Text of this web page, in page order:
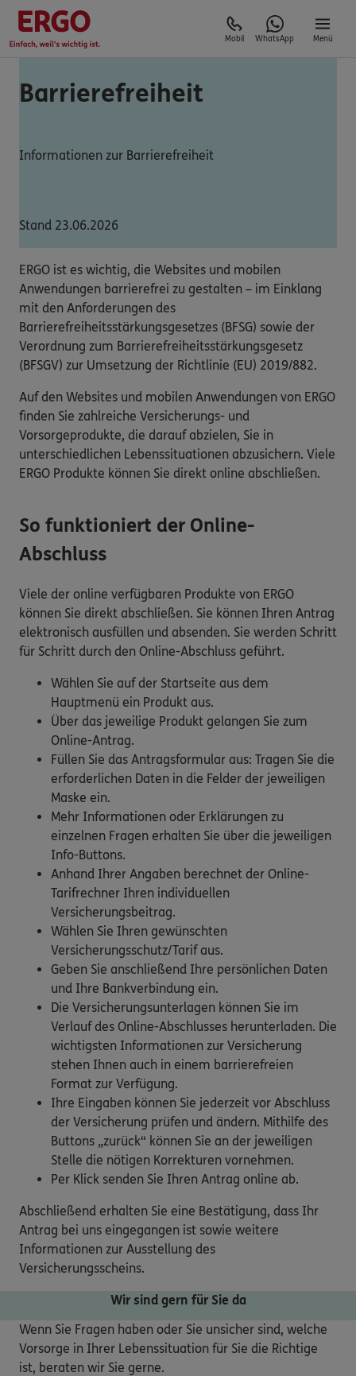
Mobil WhatsApp Menü
Barrierefreiheit
Informationen zur Barrierefreiheit
Stand 23.06.2026
ERGO ist es wichtig, die Websites und mobilen
Anwendungen barrierefrei zu gestalten – im Einklang
mit den Anforderungen des
Barrierefreiheitsstärkungsgesetzes (BFSG) sowie der
Verordnung zum Barrierefreiheitsstärkungsgesetz
(BFSGV) zur Umsetzung der Richtlinie (EU) 2019/882.
Auf den Websites und mobilen Anwendungen von ERGO
finden Sie zahlreiche Versicherungs- und
Vorsorgeprodukte, die darauf abzielen, Sie in
unterschiedlichen Lebenssituationen abzusichern. Viele
ERGO Produkte können Sie direkt online abschließen.
So funktioniert der Online-
Abschluss
Viele der online verfügbaren Produkte von ERGO
können Sie direkt abschließen. Sie können Ihren Antrag
elektronisch ausfüllen und absenden. Sie werden Schritt
für Schritt durch den Online-Abschluss geführt.
Wählen Sie auf der Startseite aus dem
Hauptmenü ein Produkt aus.
Über das jeweilige Produkt gelangen Sie zum
Online-Antrag.
Füllen Sie das Antragsformular aus: Tragen Sie die
erforderlichen Daten in die Felder der jeweiligen
Maske ein.
Mehr Informationen oder Erklärungen zu
einzelnen Fragen erhalten Sie über die jeweiligen
Info-Buttons.
Anhand Ihrer Angaben berechnet der Online-
Tarifrechner Ihren individuellen
Versicherungsbeitrag.
Wählen Sie Ihren gewünschten
Versicherungsschutz/Tarif aus.
Geben Sie anschließend Ihre persönlichen Daten
und Ihre Bankverbindung ein.
Die Versicherungsunterlagen können Sie im
Verlauf des Online-Abschlusses herunterladen. Die
wichtigsten Informationen zur Versicherung
stehen Ihnen auch in einem barrierefreien
Format zur Verfügung.
Ihre Eingaben können Sie jederzeit vor Abschluss
der Versicherung prüfen und ändern. Mithilfe des
Buttons „zurück“ können Sie an der jeweiligen
Stelle die nötigen Korrekturen vornehmen.
Per Klick senden Sie Ihren Antrag online ab.
Abschließend erhalten Sie eine Bestätigung, dass Ihr
Antrag bei uns eingegangen ist sowie weitere
Informationen zur Ausstellung des
Versicherungsscheins.
Wir sind gern für Sie da
Wenn Sie Fragen haben oder Sie unsicher sind, welche
Vorsorge in Ihrer Lebenssituation für Sie die Richtige
ist, beraten wir Sie gerne.